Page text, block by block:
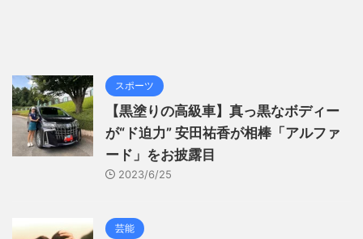
スポーツ
【黒塗りの高級車】真っ黒なボディー
が“ド迫力” 安田祐香が相棒「アルファ
ード」をお披露目
2023/6/25
芸能